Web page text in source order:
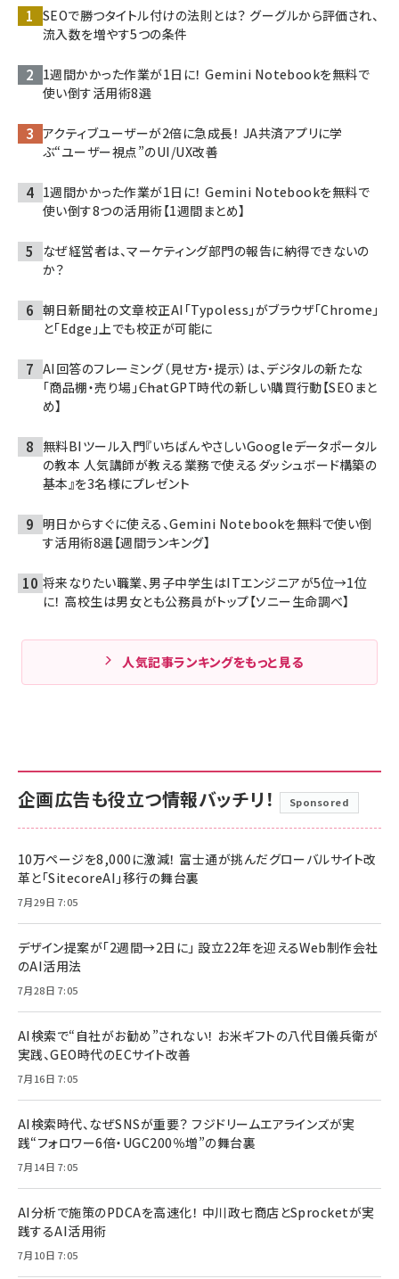
SEOで勝つタイトル付けの法則とは？ グーグルから評価され、
流入数を増やす5つの条件
1週間かかった作業が1日に！ Gemini Notebookを無料で
使い倒す活用術8選
アクティブユーザーが2倍に急成長！ JA共済アプリに学
ぶ“ユーザー視点”のUI/UX改善
1週間かかった作業が1日に！ Gemini Notebookを無料で
使い倒す8つの活用術【1週間まとめ】
なぜ経営者は、マーケティング部門の報告に納得できないの
か？
朝日新聞社の文章校正AI「Typoless」がブラウザ「Chrome」
と「Edge」上でも校正が可能に
AI回答のフレーミング（見せ方・提示）は、デジタルの新たな
「商品棚・売り場」――ChatGPT時代の新しい購買行動【SEOまと
め】
無料BIツール入門『いちばんやさしいGoogleデータポータル
の教本 人気講師が教える業務で使えるダッシュボード構築の
基本』を3名様にプレゼント
明日からすぐに使える、Gemini Notebookを無料で使い倒
す活用術8選【週間ランキング】
将来なりたい職業、男子中学生はITエンジニアが5位→1位
に！ 高校生は男女とも公務員がトップ【ソニー生命調べ】
人気記事ランキングをもっと見る
企画広告も役立つ情報バッチリ！ Sponsored
10万ページを8,000に激減！ 富士通が挑んだグローバルサイト改
革と「SitecoreAI」移行の舞台裏
7月29日 7:05
デザイン提案が「2週間→2日に」 設立22年を迎えるWeb制作会社
のAI活用法
7月28日 7:05
AI検索で“自社がお勧め”されない！ お米ギフトの八代目儀兵衛が
実践、GEO時代のECサイト改善
7月16日 7:05
AI検索時代、なぜSNSが重要？ フジドリームエアラインズが実
践“フォロワー6倍・UGC200％増”の舞台裏
7月14日 7:05
AI分析で施策のPDCAを高速化！ 中川政七商店とSprocketが実
践するAI活用術
7月10日 7:05